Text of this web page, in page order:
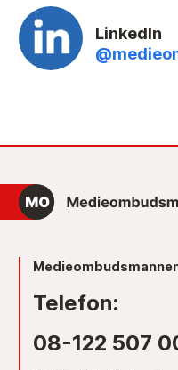
LinkedIn
Telefon:
08-122 507